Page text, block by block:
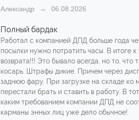
Александр 06.08.2026
Полный бардак
Работал с компанией ДПД больше года
посылки нужно потратить часы. В итоге
возврата!!! Это бывало всегда, но то,
косарь. Штрафы дикие. Причем через
заднюю фару. При загрузке на складе
перестали брать и ставить в работу. В
каким требованием компании ДПД не
карманы энных лиц уже дело обычное!